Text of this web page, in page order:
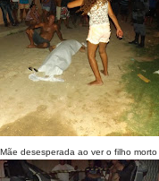
Mãe desesperada ao ver o filho morto